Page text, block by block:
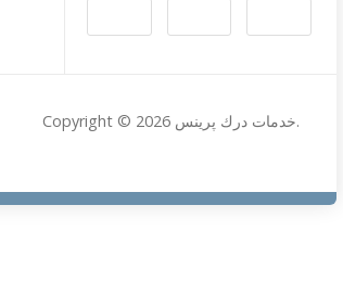
Copyright © 2026 خدمات درك پرينس.